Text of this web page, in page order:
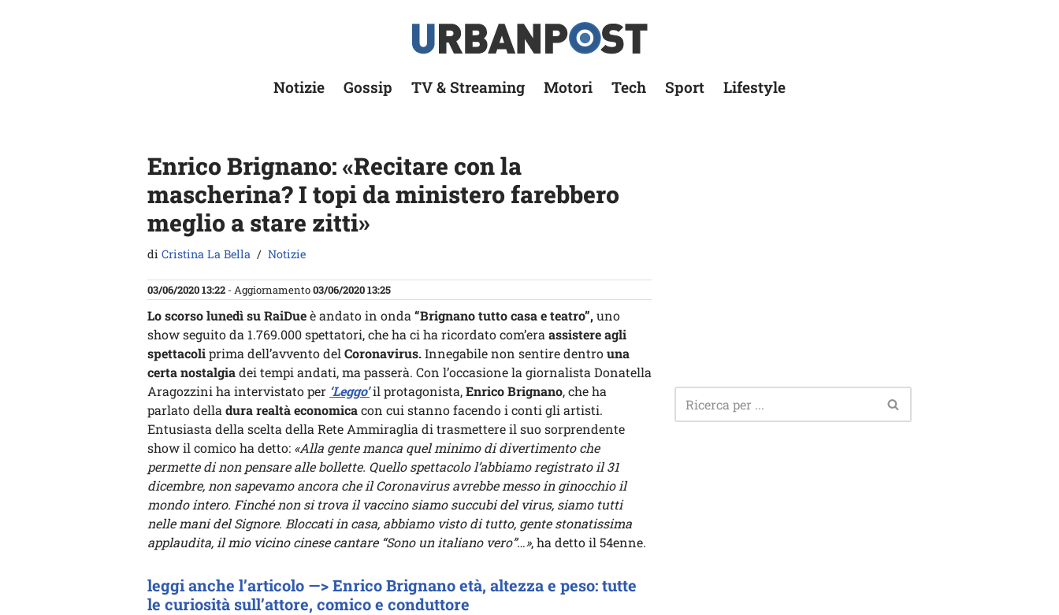
Notizie Gossip TV & Streaming Motori Tech Sport Lifestyle
Enrico Brignano: «Recitare con la
mascherina? I topi da ministero farebbero
meglio a stare zitti»
di Cristina La Bella Notizie
03/06/2020 13:22 - Aggiornamento03/06/2020 13:25
Lo scorso lunedì su RaiDueè andato in onda “Brignano tutto casa e teatro”,uno
show seguito da 1.769.000 spettatori, che ha ci ha ricordato com’era assistere agli
spettacoliprima dell’avvento del Coronavirus.Innegabile non sentire dentrouna
certa nostalgiadei tempi andati, ma passerà. Con l’occasione la giornalista Donatella
Aragozzini ha intervistato per ‘Leggo’il protagonista,Enrico Brignano, che ha
parlato della dura realtà economicacon cui stanno facendo i conti gli artisti.
Entusiasta della scelta della Rete Ammiraglia di trasmettere il suo sorprendente
show il comico ha detto: «Alla gente manca quel minimo di divertimento che
permette di non pensare alle bollette. Quello spettacolo l’abbiamo registrato il 31
dicembre, non sapevamo ancora che il Coronavirus avrebbe messo in ginocchio il
mondo intero. Finché non si trova il vaccino siamo succubi del virus, siamo tutti
nelle mani del Signore. Bloccati in casa, abbiamo visto di tutto, gente stonatissima
applaudita, il mio vicino cinese cantare “Sono un italiano vero”…», ha detto il 54enne.
leggi anche l’articolo —> Enrico Brignano età, altezza e peso: tutte
le curiosità sull’attore, comico e conduttore